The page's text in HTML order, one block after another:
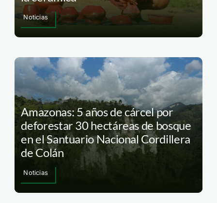
Noticias
Amazonas: 5 años de cárcel por
deforestar 30 hectáreas de bosque
en el Santuario Nacional Cordillera
de Colán
Noticias